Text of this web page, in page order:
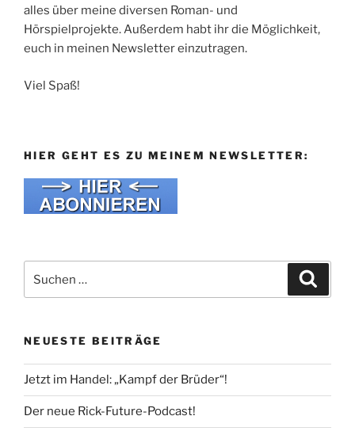
alles über meine diversen Roman- und
Hörspielprojekte. Außerdem habt ihr die Möglichkeit,
euch in meinen Newsletter einzutragen.
Viel Spaß!
HIER GEHT ES ZU MEINEM NEWSLETTER:
nach:
NEUESTE BEITRÄGE
Jetzt im Handel: „Kampf der Brüder“!
Der neue Rick-Future-Podcast!